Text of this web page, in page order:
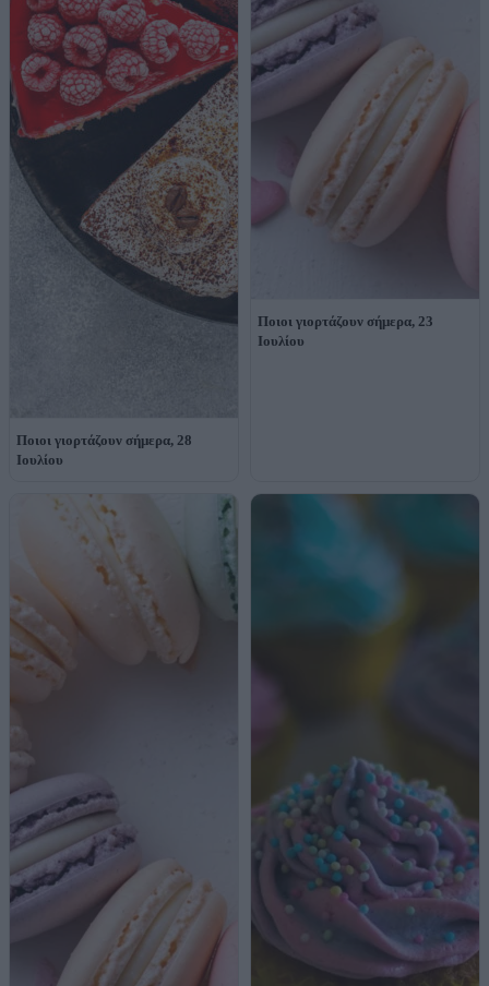
Ποιοι γιορτάζουν σήμερα, 28
Ιουλίου
Ποιοι γιορτάζουν σήμερα, 23
Ιουλίου